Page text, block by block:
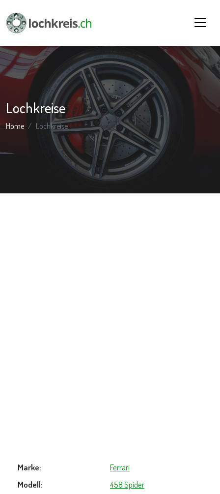
Lochkreise
Home Lochkreise
Marke:
Ferrari
Modell:
458 Spider